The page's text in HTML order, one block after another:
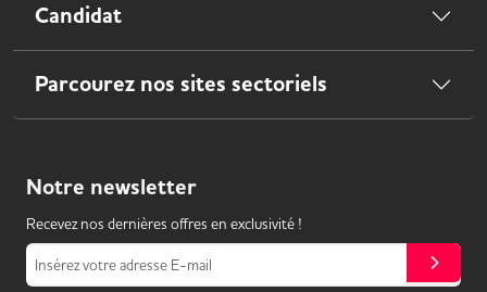
Candidat
Parcourez nos sites sectoriels
Notre newsletter
Recevez nos dernières offres en exclusivité !
Insérez votre adresse E-mail